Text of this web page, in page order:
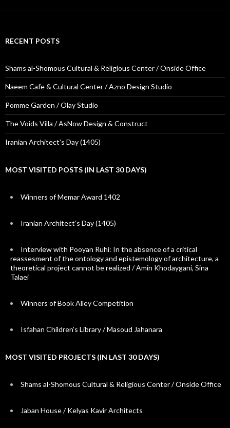
RECENT POSTS
Shams al-Shomous Cultural & Religious Center / Onside Office
Naeem Cafe & Cultural Center / Azno Design Studio
Pomme Garden / Olay Studio
The Voids Villa / AsNow Design & Construct
Iranian Architect’s Day (1405)
MOST VISITED POSTS (IN LAST 30 DAYS)
Winners of Memar Award 1402
Iranian Architect’s Day (1405)
Interview with Pooyan Ruhi: In the absence of a critical
reassesment of the ontology and epistemology of architecture, a
theoretical project cannot be realized / Amin Khodaygani, Sina
Talaei
Winners of Book Alley Competition
Isfahan Children’s Library / Masoud Jahanara
MOST VISITED PROJECTS (IN LAST 30 DAYS)
Shams al-Shomous Cultural & Religious Center / Onside Office
Jaban House / Kelyas Kavir Architects